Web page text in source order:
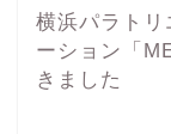
横浜パラトリ
ーション「
きました